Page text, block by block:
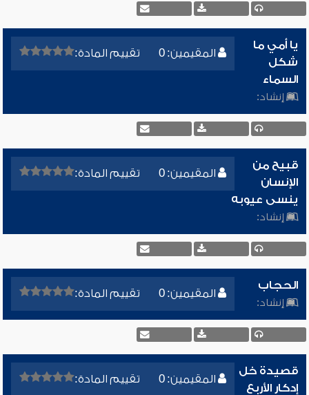
المقيمين: 0 تقييم المادة:
يا أمي ما
شكل
السماء
إنشاد:
المقيمين: 0 تقييم المادة:
قبيح من
الإنسان
ينسى عيوبه
إنشاد:
المقيمين: 0 تقييم المادة:
الحجاب
إنشاد:
المقيمين: 0 تقييم المادة:
قصيدة خل
إدكار الأربع